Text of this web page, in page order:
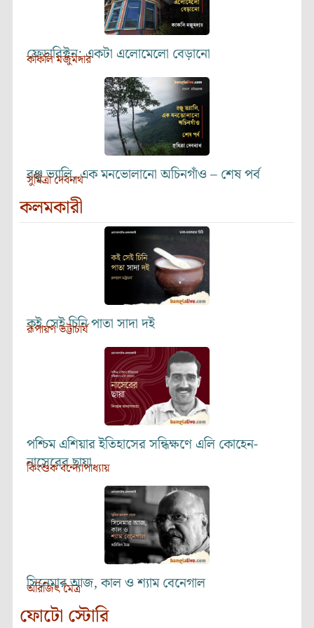
ফ্রেডারিক্টন: একটা এলোমেলো বেড়ানো
কাকলি মজুমদার
রঞ্জু ভ্যালি, এক মনভোলানো অচিনগাঁও – শেষ পর্ব
সুমিত্রা দেবনাথ
কলমকারী
কই সেই চিনি পাতা সাদা দই
রূপায়ণ ভট্টাচার্য
পশ্চিম এশিয়ার ইতিহাসের সন্ধিক্ষণে এলি কোহেন-
নাসেরের ছায়া
কিংশুক বন্দ্যোপাধ্যায়
সিনেমার আজ, কাল ও শ্যাম বেনেগাল
অরিজিৎ মৈত্র
ফোটো স্টোরি